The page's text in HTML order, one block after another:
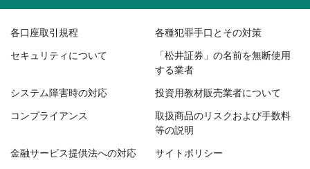
各口座取引規程 各種犯罪手口とその対策
セキュリティについて
「松井証券」の名前を無断使用
する業者
システム障害時の対応 投資用教材販売業者について
コンプライアンス
取扱商品のリスクおよび手数料
等の説明
金融サービス提供法への対応 サイトポリシー